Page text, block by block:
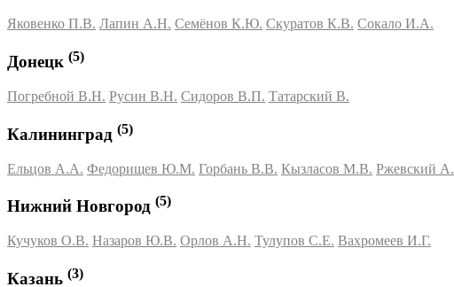
Яковенко П.В. Лапин А.Н. Семёнов К.Ю. Скуратов К.В. Сокало И.А.
Донецк (5)
Погребной В.Н. Русин В.Н. Сидоров В.П. Татарский В.
Калининград (5)
Ельцов А.А. Федорищев Ю.М. Горбань В.В. Кызласов М.В. Ржевский А.
Нижний Новгород (5)
Кучуков О.В. Назаров Ю.В. Орлов А.Н. Тулупов С.Е. Вахромеев И.Г.
Казань (3)